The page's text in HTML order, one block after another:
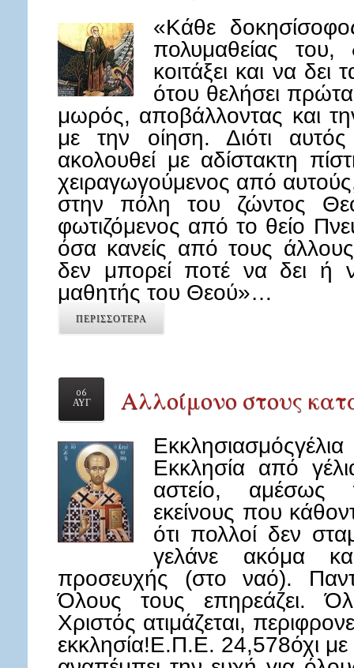
«Κάθε
πολυμαθείας
κοιτάξει και να
ότου θελήσει πρώτα
μωρός, αποβάλλοντας και
με την οίηση. Διότι
ακολουθεί με αδίστακτη
χειραγωγούμενος από αυτούς,
στην πόλη του ζώντος
φωτιζόμενος από το θείο
όσα κανείς από τους
δεν μπορεί ποτέ να δει ή
μαθητής του Θεού»…
ΠΕΡΙΣΣΟΤΕΡΑ
06
ΑΥΓ
Αλλοίμονο στους
Εκκλησία από
αστείο, αμέσως
εκείνους που
ότι πολλοί δεν
γελάνε ακόμα
προσευχής (στο ναό).
Όλους τους επηρεάζει.
Χριστός ατιμάζεται,
εκκλησία!Ε.Π.Ε. 24,578όχι με